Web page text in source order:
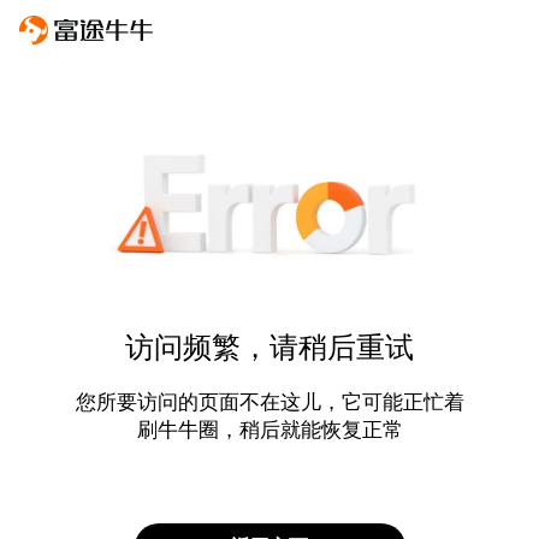
访问频繁，请稍后重试
您所要访问的页面不在这儿，它可能正忙着
刷牛牛圈，稍后就能恢复正常